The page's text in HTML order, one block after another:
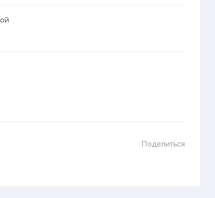
Поделиться